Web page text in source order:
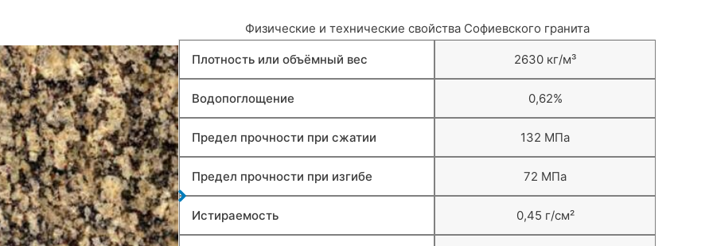
Физические и технические свойства Софиевского гранита
Плотность или объёмный вес 2630 кг/м³
Водопоглощение 0,62%
Предел прочности при сжатии 132 МПа
Предел прочности при изгибе 72 МПа
Истираемость 0,45 г/см²